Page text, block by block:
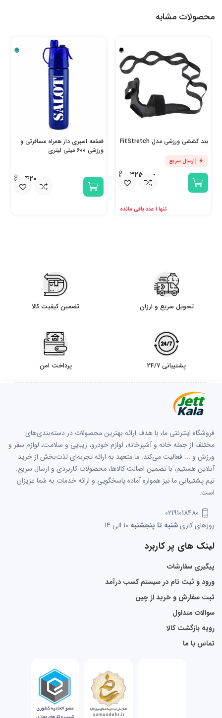
محصولات مشابه
بند کششی ورزشی مدل FitStretch
ارسال سریع
325,000
تنها 1 عدد باقی مانده
قمقمه اسپری دار همراه مسافرتی و
ورزشی 600 میلی لیتری
420,000
تحویل سریع و ارزان تضمین کیفیت کالا
پشتیبانی 24/7 پرداخت امن
فروشگاه اینترنتی ما، با هدف ارائه بهترین محصولات در دسته‌بندی‌های
مختلف از جمله خانه و آشپزخانه، لوازم خودرو، زیبایی و سلامت، لوازم سفر و
ورزش و ... فعالیت می‌کند. ما متعهد به ارائه تجربه‌ای لذت‌بخش از خرید
آنلاین هستیم، با تضمین اصالت کالاها، محصولات کاربردی و ارسال سریع.
تیم پشتیبانی ما نیز همواره آماده پاسخگویی و ارائه خدمات به شما عزیزان
است.
02191018480
روزهای کاریشنبه تا پنجشنبه
لینک های پر کاربرد
پیگیری سفارشات
ورود و ثبت نام در سیستم کسب درآمد
ثبت سفارش و خرید از چین
سوالات متداول
رویه بازگشت کالا
تماس با ما